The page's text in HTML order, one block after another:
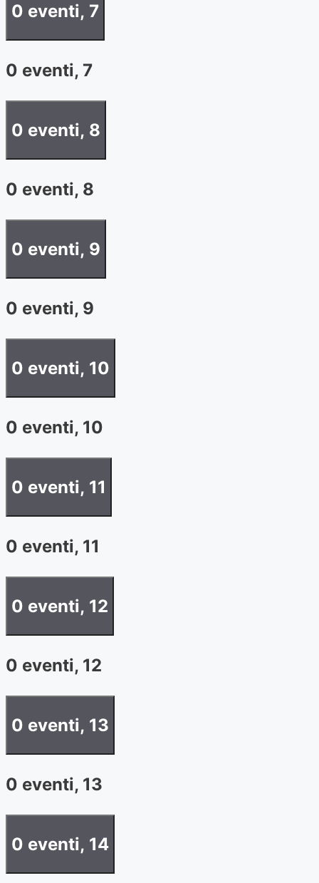
0 eventi, 7
0 eventi, 7
0 eventi, 8
0 eventi, 8
0 eventi, 9
0 eventi, 9
0 eventi, 10
0 eventi, 10
0 eventi, 11
0 eventi, 11
0 eventi, 12
0 eventi, 12
0 eventi, 13
0 eventi, 13
0 eventi, 14